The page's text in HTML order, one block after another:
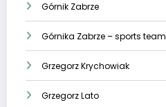
Górnik Zabrze
Górnika Zabrze – sports team
Grzegorz Krychowiak
Grzegorz Lato